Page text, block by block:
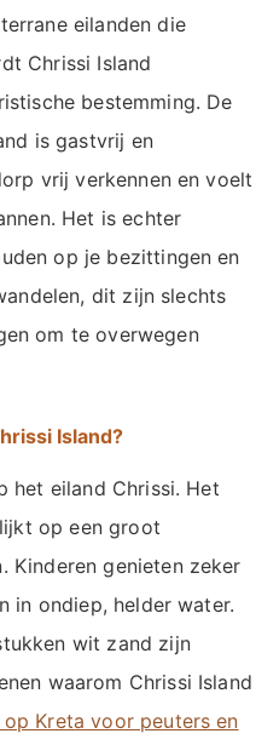
eilanden die
Chrissi Island
bestemming. De
is gastvrij en
vrij verkennen en voelt
Het is echter
op je bezittingen en
dit zijn slechts
om te overwegen
Island?
het eiland Chrissi. Het
op een groot
Kinderen genieten zeker
in ondiep, helder water.
wit zand zijn
waarom Chrissi Island
Kreta voor peuters en